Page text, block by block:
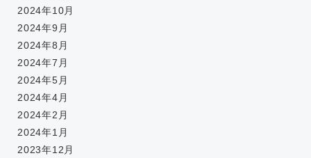
2024年10月
2024年9月
2024年8月
2024年7月
2024年5月
2024年4月
2024年2月
2024年1月
2023年12月